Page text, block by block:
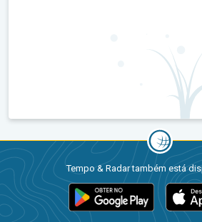
Tempo & Radar também está